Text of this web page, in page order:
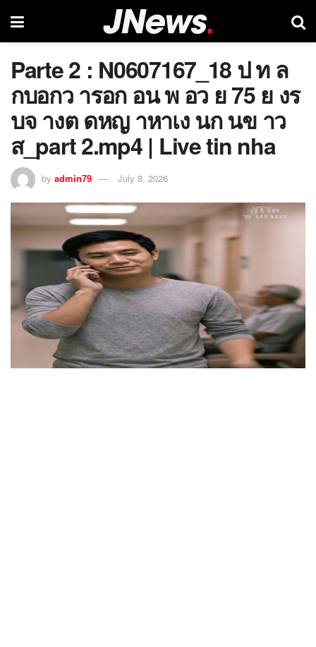
Parte 2 : N0607167_18 ป ท ล
กบอกว ารอก อน พ อว ย 75 ย งร
บจ างต ดหญ าหาเง นก นข าว
ส_part 2.mp4 | Live tin nha
by admin79 July 8, 2026